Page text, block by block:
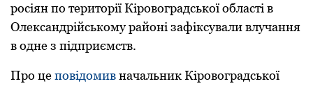
росіян по території Кіровоградської області в
Олександрійському районі зафіксували влучання
в одне з підприємств.
Про цеповідомивначальник Кіровоградської